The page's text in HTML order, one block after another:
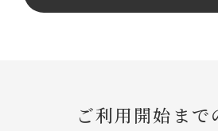
ご利⽤開始まで